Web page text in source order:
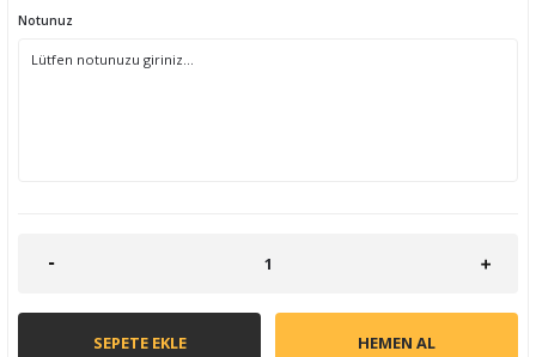
Notunuz
SEPETE EKLE HEMEN AL